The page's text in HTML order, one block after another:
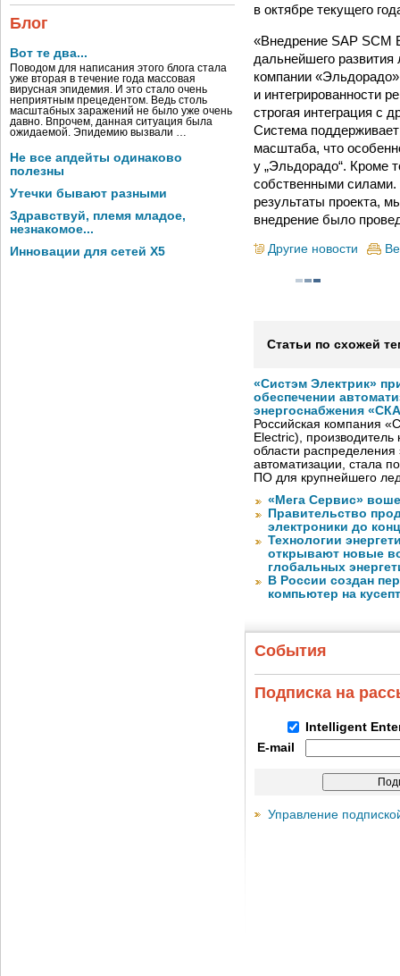
Блог
Вот те два...
Поводом для написания этого блога стала
уже вторая в течение года массовая
вирусная эпидемия. И это стало очень
неприятным прецедентом. Ведь столь
масштабных заражений не было уже очень
давно. Впрочем, данная ситуация была
ожидаемой. Эпидемию вызвали …
Не все апдейты одинаково
полезны
Утечки бывают разными
Здравствуй, племя младое,
незнакомое...
Инновации для сетей X5
в октябре текущего
«Внедрение SAP SCM
дальнейшего развития
компании
и интегрированности
строгая интеграция с
Система
масштаба, что
у „Эльдорадо“. Кроме
собственными силами.
результаты проекта,
внедрение было
Другие новости
Статьи по схожей
«Систэм Электрик»
обеспечении
энергоснабжения
Российская компания
Electric),
области распределения
автоматизации, стала
ПО для крупнейшего
«Мега Сервис»
Правительство
электроники до
Технологии
открывают новые
глобальных
В России создан
компьютер на
События
Подписка на
Intelligent
E-mail
Управление